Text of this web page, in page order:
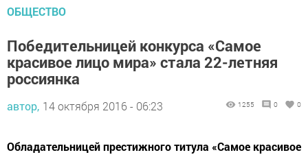
ОБЩЕСТВО
Победительницей конкурса «Самое
красивое лицо мира» стала 22-летняя
россиянка
автор, 14 октября 2016 - 06:23 1255 0 0
Обладательницей престижного титула «Самое красивое